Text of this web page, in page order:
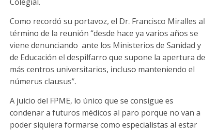
Como recordó su portavoz, el Dr. Francisco Miralles al
término de la reunión “desde hace ya varios años se
viene denunciando ante los Ministerios de Sanidad y
de Educación el despilfarro que supone la apertura de
más centros universitarios, incluso manteniendo el
númerus clausus”.
A juicio del FPME, lo único que se consigue es
condenar a futuros médicos al paro porque no van a
poder siquiera formarse como especialistas al estar